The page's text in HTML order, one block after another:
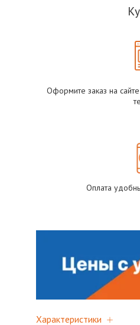
Оформите заказ на
Оплата
Характеристики